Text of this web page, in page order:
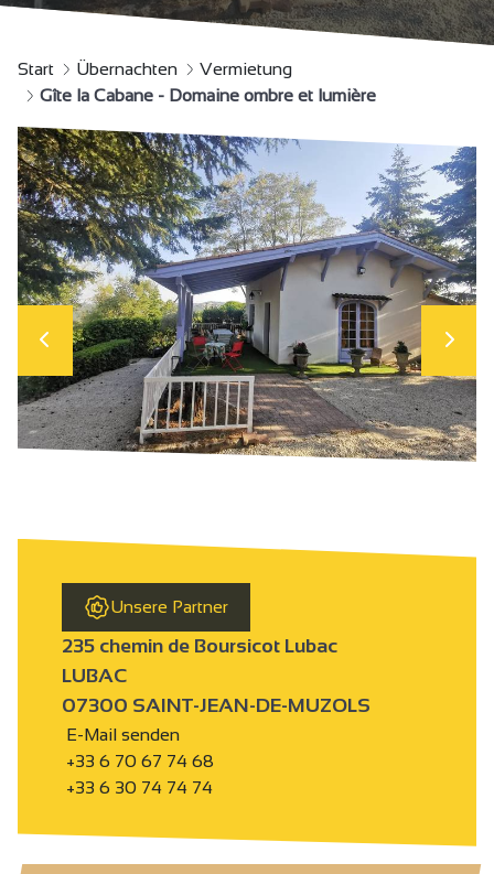
Start Übernachten
Vermietung
Gîte la Cabane - Domaine ombre et lumière
Unsere Partner
235 chemin de Boursicot Lubac
LUBAC
07300 SAINT-JEAN-DE-MUZOLS
E-Mail senden
+33 6 70 67 74 68
+33 6 30 74 74 74